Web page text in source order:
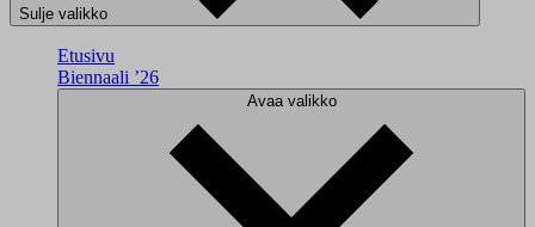
Sulje valikko
Etusivu
Biennaali ’26
Avaa valikko